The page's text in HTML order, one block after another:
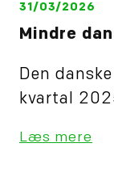
31/03/2026
Mindre
Den
kvartal
Læs mere